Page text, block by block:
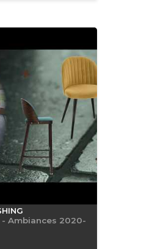
- Ambiances 2020-